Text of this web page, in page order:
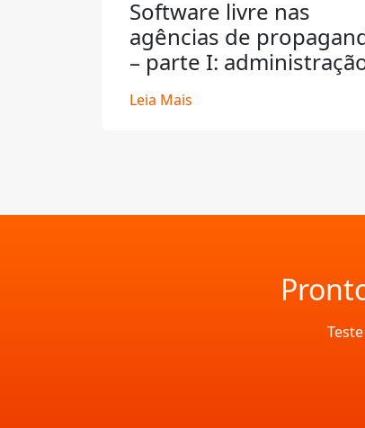
Software livre nas
agências de
– parte I:
Leia Mais